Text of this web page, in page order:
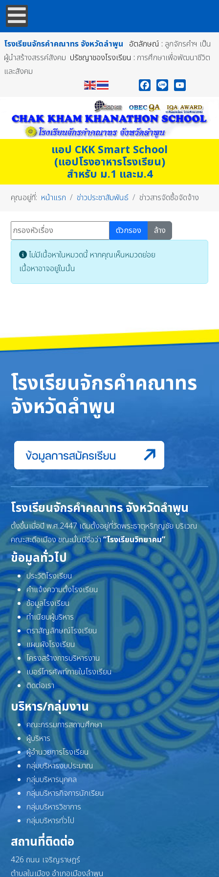
โรงเรียนจักรคำคณาทร จังหวัดลำพูน อัตลักษณ์ : ลูกจักรคำฯ เป็น
ผู้นำสร้างสรรค์สังคม ปรัชญาของโรงเรียน : การศึกษาเพื่อพัฒนาชีวิต
และสังคม
แอป CKK Smart School
(แอปโรงอาหารโรงเรียน)
สำหรับ ม.1 และม.4
คุณอยู่ที่: หน้าแรก ข่าวประชาสัมพันธ์ ข่าวสารจัดซื้อจัดจ้าง
กรองหัวเรื่อง ตัวกรอง
ล้าง
Info
ไม่มีเนื้อหาในหมวดนี้ หากคุณเห็นหมวดย่อย
เนื้อหาอาจอยู่ในนั้น
โรงเรียนจักรคำคณาทร
จังหวัดลำพูน
โรงเรียนจักรคำคณาทร จังหวัดลำพูน
ตั้งขึ้นเมื่อปี พ.ศ.2447 เดิมตั้งอยู่ที่วัดพระธาตุหริภุญชัย บริเวณ
คณะสะดือเมือง ขณะนั้นมีชื่อว่า“โรงเรียนวิทยาคม”
ข้อมูลทั่วไป
ประวัติโรงเรียน
คำแจ้งความตั้งโรงเรียน
ข้อมูลโรงเรียน
ทำเนียบผู้บริหาร
ตราสัญลักษณ์โรงเรียน
แผนผังโรงเรียน
โครงสร้างการบริหารงาน
เบอร์โทรศัพท์ภายในโรงเรียน
ติดต่อเรา
บริหาร/กลุ่มงาน
คณะกรรมการสถานศึกษา
ผู้บริหาร
ผู้อำนวยการโรงเรียน
กลุ่มบริหารงบประมาณ
กลุ่มบริหารบุคคล
กลุ่มบริหารกิจการนักเรียน
กลุ่มบริหารวิชาการ
กลุ่มบริหารทั่วไป
สถานที่ติดต่อ
426 ถนน เจริญราษฎร์
ตำบลในเมือง อำเภอเมืองลำพูน